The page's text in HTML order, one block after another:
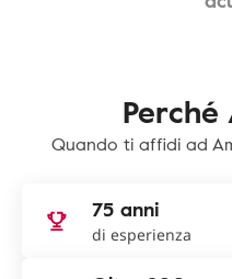
Perché
Quando ti affidi ad
75 anni
di esperienza